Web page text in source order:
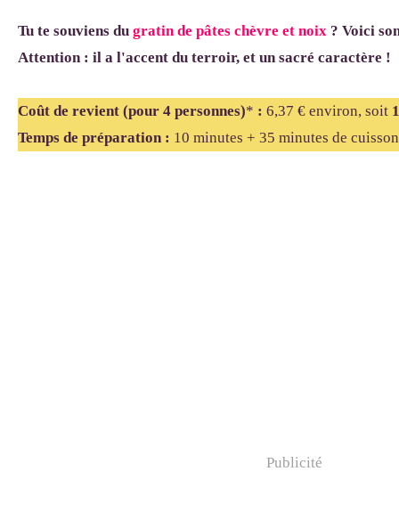
Tu te souviens du gratin de pâtes chèvre et noix ? Voici
Attention : il a l'accent du terroir, et un sacré caractère !
Coût de revient (pour 4 personnes)* : 6,37 € environ, soit
Temps de préparation : 10 minutes + 35 minutes de cuisson
Publicité